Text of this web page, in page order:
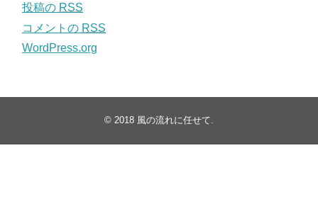
投稿の RSS
コメントの RSS
WordPress.org
© 2018 風の流れに任せて